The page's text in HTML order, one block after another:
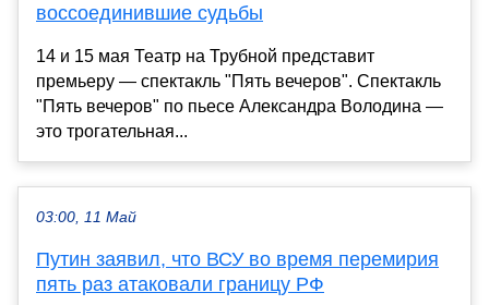
воссоединившие судьбы
14 и 15 мая Театр на Трубной представит
премьеру — спектакль "Пять вечеров". Спектакль
"Пять вечеров" по пьесе Александра Володина —
это трогательная...
03:00, 11 Май
Путин заявил, что ВСУ во время перемирия
пять раз атаковали границу РФ